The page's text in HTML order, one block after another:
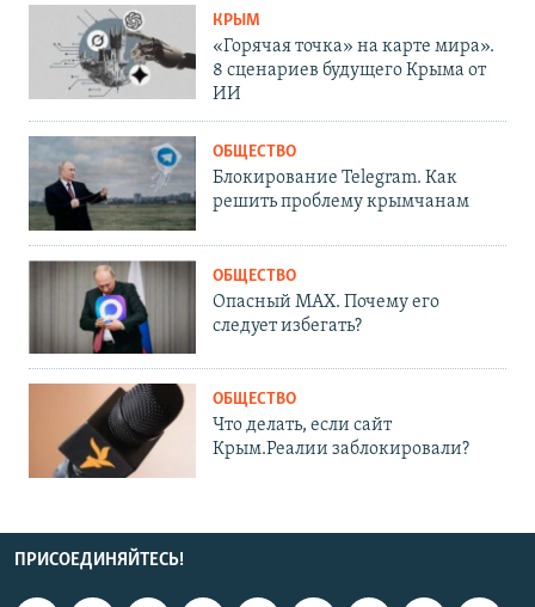
КРЫМ
«Горячая точка» на карте мира».
8 сценариев будущего Крыма от
ИИ
ОБЩЕСТВО
Блокирование Telegram. Как
решить проблему крымчанам
ОБЩЕСТВО
Опасный MAX. Почему его
следует избегать?
ОБЩЕСТВО
Что делать, если сайт
Крым.Реалии заблокировали?
ПРИСОЕДИНЯЙТЕСЬ!